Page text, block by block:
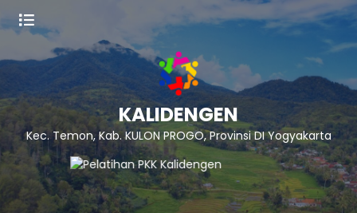
KALIDENGEN
Kec. Temon, Kab. KULON PROGO, Provinsi DI Yogyakarta